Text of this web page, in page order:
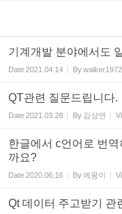
기계개발 분야에서도
Date2021.04.14 Bywalker1972
QT관련 질문드립니다.
Date2021.03.28 By 김상연
한글에서 c언어로 번
까요?
Date2020.06.16 By에몽이
Qt 데이터 주고받기 관